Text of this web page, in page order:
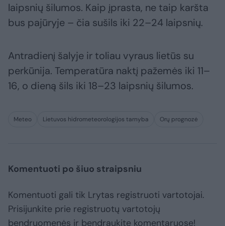
laipsnių šilumos. Kaip įprasta, ne taip karšta
bus pajūryje – čia sušils iki 22–24 laipsnių.
Antradienį šalyje ir toliau vyraus lietūs su
perkūnija. Temperatūra naktį pažemės iki 11–
16, o dieną šils iki 18–23 laipsnių šilumos.
Meteo Lietuvos hidrometeorologijos tarnyba Orų prognozė
Komentuoti po šiuo straipsniu
Komentuoti gali tik Lrytas registruoti vartotojai.
Prisijunkite prie registruotų vartotojų
bendruomenės ir bendraukite komentaruose!